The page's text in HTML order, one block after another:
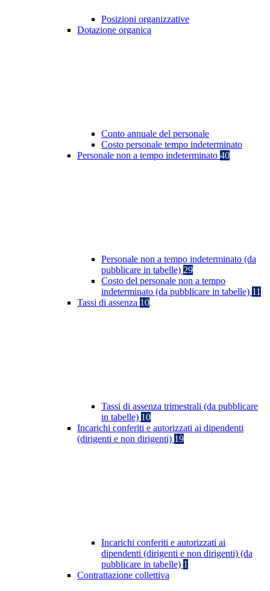
Posizioni organizzative
Dotazione organica
Conto annuale del personale
Costo personale tempo indeterminato
Personale non a tempo indeterminato 40
Personale non a tempo indeterminato (da
pubblicare in tabelle) 29
Costo del personale non a tempo
indeterminato (da pubblicare in tabelle) 11
Tassi di assenza 10
Tassi di assenza trimestrali (da pubblicare
in tabelle) 10
Incarichi conferiti e autorizzati ai dipendenti
(dirigenti e non dirigenti) 19
Incarichi conferiti e autorizzati ai
dipendenti (dirigenti e non dirigenti) (da
pubblicare in tabelle) 1
Contrattazione collettiva